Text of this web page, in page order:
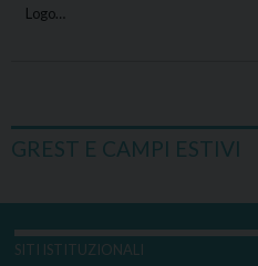
Logo…
GREST E CAMPI ESTIVI
SITI ISTITUZIONALI